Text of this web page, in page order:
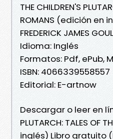
THE CHILDREN'S
ROMANS (edición en
FREDERICK JAMES
Idioma: Inglés
Formatos: Pdf, ePub,
ISBN: 4066339558557
Editorial: E-artnow
Descargar o leer en
PLUTARCH: TALES OF
inglés) Libro gratuito